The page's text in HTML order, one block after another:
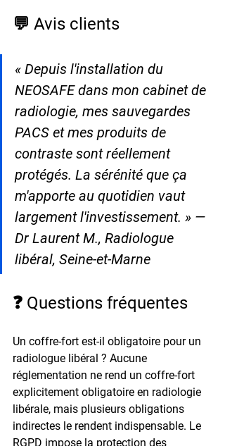
💬 Avis clients
« Depuis l'installation du
NEOSAFE dans mon cabinet de
radiologie, mes sauvegardes
PACS et mes produits de
contraste sont réellement
protégés. La sérénité que ça
m'apporte au quotidien vaut
largement l'investissement. » —
Dr Laurent M., Radiologue
libéral, Seine-et-Marne
❓ Questions fréquentes
Un coffre-fort est-il obligatoire pour un
radiologue libéral ? Aucune
réglementation ne rend un coffre-fort
explicitement obligatoire en radiologie
libérale, mais plusieurs obligations
indirectes le rendent indispensable. Le
RGPD impose la protection des